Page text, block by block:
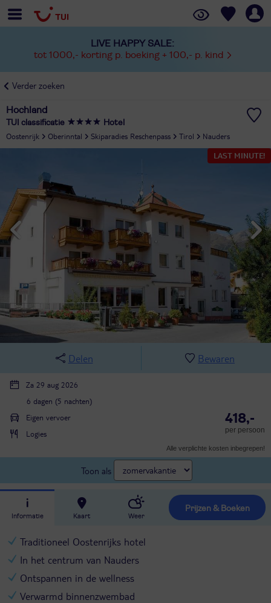
LIVE HAPPY SALE:
tot 1000,- korting p. boeking + 100,- p. kind
Verder zoeken
Hochland
TUI classificatie Hotel
Oostenrijk Oberinntal Skiparadies Reschenpass Tirol
Nauders
LAST MINUTE!
Delen Bewaren
Za 29 aug 2026
6 dagen (5 nachten)
Eigen vervoer
Logies
418,-
per persoon
Alle verplichte kosten inbegrepen!
Toon als
Informatie Kaart Weer
Prijzen & Boeken
Traditioneel Oostenrijks hotel
In het centrum van Nauders
Ontspannen in de wellness
Verwarmd binnenzwembad